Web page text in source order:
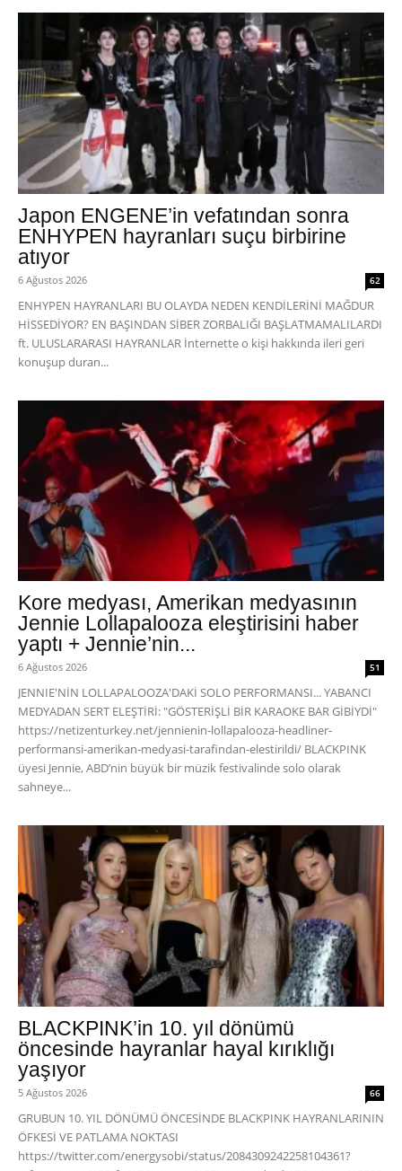
Japon ENGENE’in vefatından sonra
ENHYPEN hayranları suçu birbirine
atıyor
6 Ağustos 2026 62
ENHYPEN HAYRANLARI BU OLAYDA NEDEN KENDİLERİNİ MAĞDUR
HİSSEDİYOR? EN BAŞINDAN SİBER ZORBALIĞI BAŞLATMAMALILARDI
ft. ULUSLARARASI HAYRANLAR İnternette o kişi hakkında ileri geri
konuşup duran...
Kore medyası, Amerikan medyasının
Jennie Lollapalooza eleştirisini haber
yaptı + Jennie’nin...
6 Ağustos 2026 51
JENNIE'NİN LOLLAPALOOZA'DAKİ SOLO PERFORMANSI... YABANCI
MEDYADAN SERT ELEŞTİRİ: "GÖSTERİŞLİ BİR KARAOKE BAR GİBİYDİ"
https://netizenturkey.net/jennienin-lollapalooza-headliner-
performansi-amerikan-medyasi-tarafindan-elestirildi/ BLACKPINK
üyesi Jennie, ABD’nin büyük bir müzik festivalinde solo olarak
sahneye...
BLACKPINK’in 10. yıl dönümü
öncesinde hayranlar hayal kırıklığı
yaşıyor
5 Ağustos 2026 66
GRUBUN 10. YIL DÖNÜMÜ ÖNCESİNDE BLACKPINK HAYRANLARININ
ÖFKESİ VE PATLAMA NOKTASI
https://twitter.com/energysobi/status/2084309242258104361?